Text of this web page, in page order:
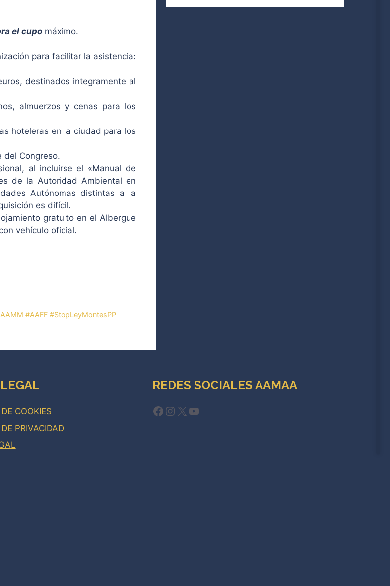
el cupo máximo.
para facilitar la asistencia:
destinados integramente al
almuerzos y cenas para los
hoteleras en la ciudad para los
del Congreso.
al incluirse el «Manual de
de la Autoridad Ambiental en
Autónomas distintas a la
es difícil.
gratuito en el Albergue
vehículo oficial.
#AAFF #StopLeyMontesPP
COOKIES
PRIVACIDAD
REDES SOCIALES AAMAA
Facebook
Instagram
X YouTube